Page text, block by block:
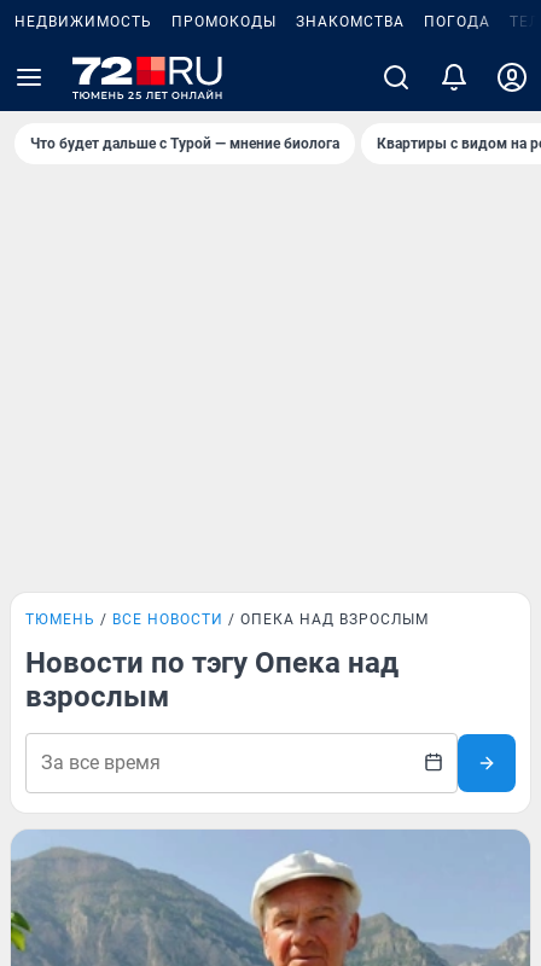
НЕДВИЖИМОСТЬ ПРОМОКОДЫ ЗНАКОМСТВА ПОГОДА
Что будет дальше с Турой — мнение биолога Квартиры с видом на
ТЮМЕНЬ ВСЕ НОВОСТИ ОПЕКА НАД ВЗРОСЛЫМ
Новости по тэгу Опека над
взрослым